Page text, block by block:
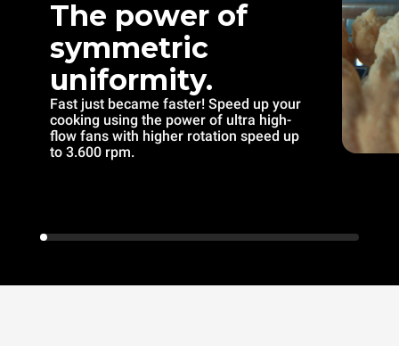
The power of
symmetric
uniformity.
Fast just became faster! Speed up your
cooking using the power of ultra high-
flow fans with higher rotation speed up
to 3.600 rpm.